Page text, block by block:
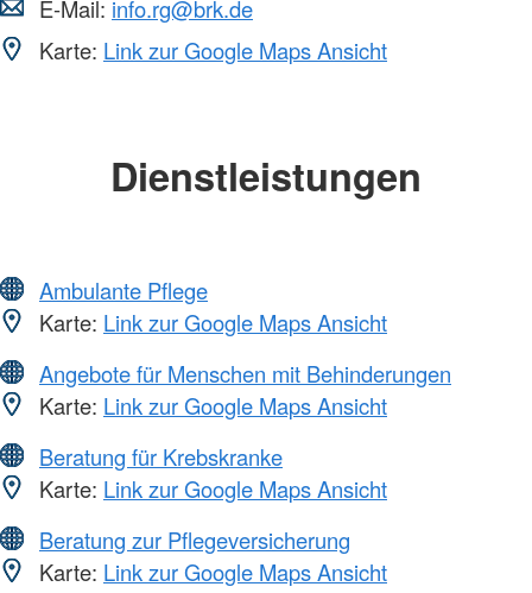
E-Mail: info.rg@brk.de
Karte: Link zur Google Maps Ansicht
Dienstleistungen
Ambulante Pflege
Karte: Link zur Google Maps Ansicht
Angebote für Menschen mit Behinderungen
Karte: Link zur Google Maps Ansicht
Beratung für Krebskranke
Karte: Link zur Google Maps Ansicht
Beratung zur Pflegeversicherung
Karte: Link zur Google Maps Ansicht